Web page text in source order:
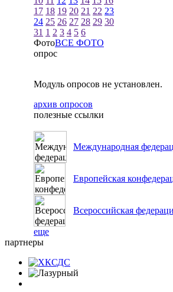
17 18 19 20 21 22 23
24 25 26 27 28 29 30
31 1 2 3 4 5 6
ФотоВСЕ ФОТО
опрос
Модуль опросов не установлен.
архив опросов
полезные ссылки
Международная
Европейская
Всероссийская
еще
партнеры